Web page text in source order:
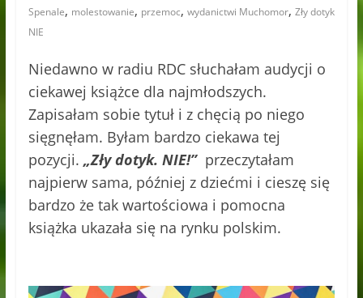
Spenale, molestowanie, przemoc, wydanictwi Muchomor, Zły dotyk
NIE
Niedawno w radiu RDC słuchałam audycji o
ciekawej książce dla najmłodszych.
Zapisałam sobie tytuł i z chęcią po niego
sięgnęłam. Byłam bardzo ciekawa tej
pozycji. „Zły dotyk. NIE!” przeczytałam
najpierw sama, później z dziećmi i cieszę się
bardzo że tak wartościowa i pomocna
książka ukazała się na rynku polskim.